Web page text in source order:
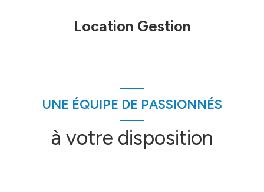
Location Gestion
UNE ÉQUIPE DE PASSIONNÉS
à votre disposition